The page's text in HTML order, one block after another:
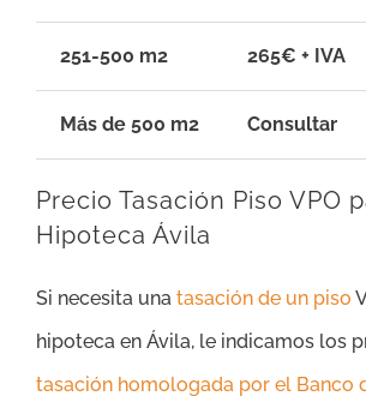
251-500 m2 265€ + IVA
Más de 500 m2 Consultar
Precio Tasación Piso VPO
Hipoteca Ávila
Si necesita una tasación de un piso
hipoteca en Ávila, le indicamos los
tasación homologada por el Banco